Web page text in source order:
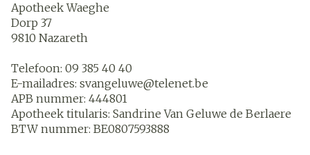
Apotheek Waeghe
Dorp 37
9810 Nazareth
Telefoon: 09 385 40 40
E-mailadres: svangeluwe@telenet.be
APB nummer: 444801
Apotheek titularis: Sandrine Van Geluwe de Berlaere
BTW nummer: BE0807593888